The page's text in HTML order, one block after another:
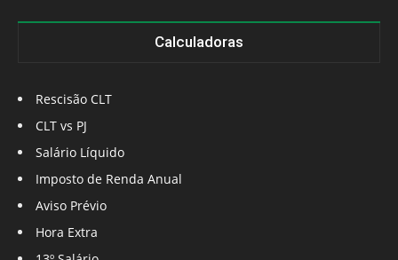
Calculadoras
Rescisão CLT
CLT vs PJ
Salário Líquido
Imposto de Renda Anual
Aviso Prévio
Hora Extra